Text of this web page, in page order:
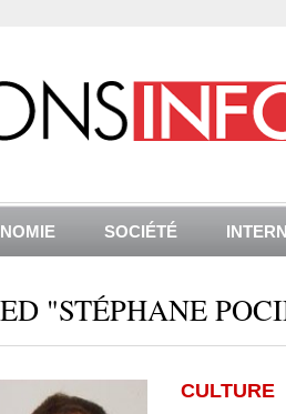
SOCIÉTÉ
"STÉPHANE
CULTURE